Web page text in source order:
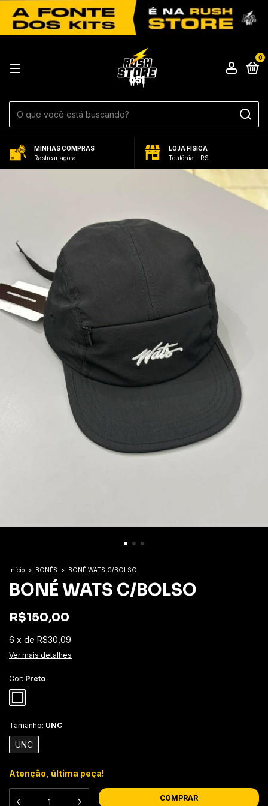
0
MINHAS COMPRAS
Rastrear agora
LOJA FÍSICA
Teutônia - RS
Início > BONÉS > BONÉ WATS C/BOLSO
BONÉ WATS C/BOLSO
R$150,00
6 x de R$30,09
Ver mais detalhes
Cor: Preto
Tamanho: UNC
UNC
Atenção, última peça!